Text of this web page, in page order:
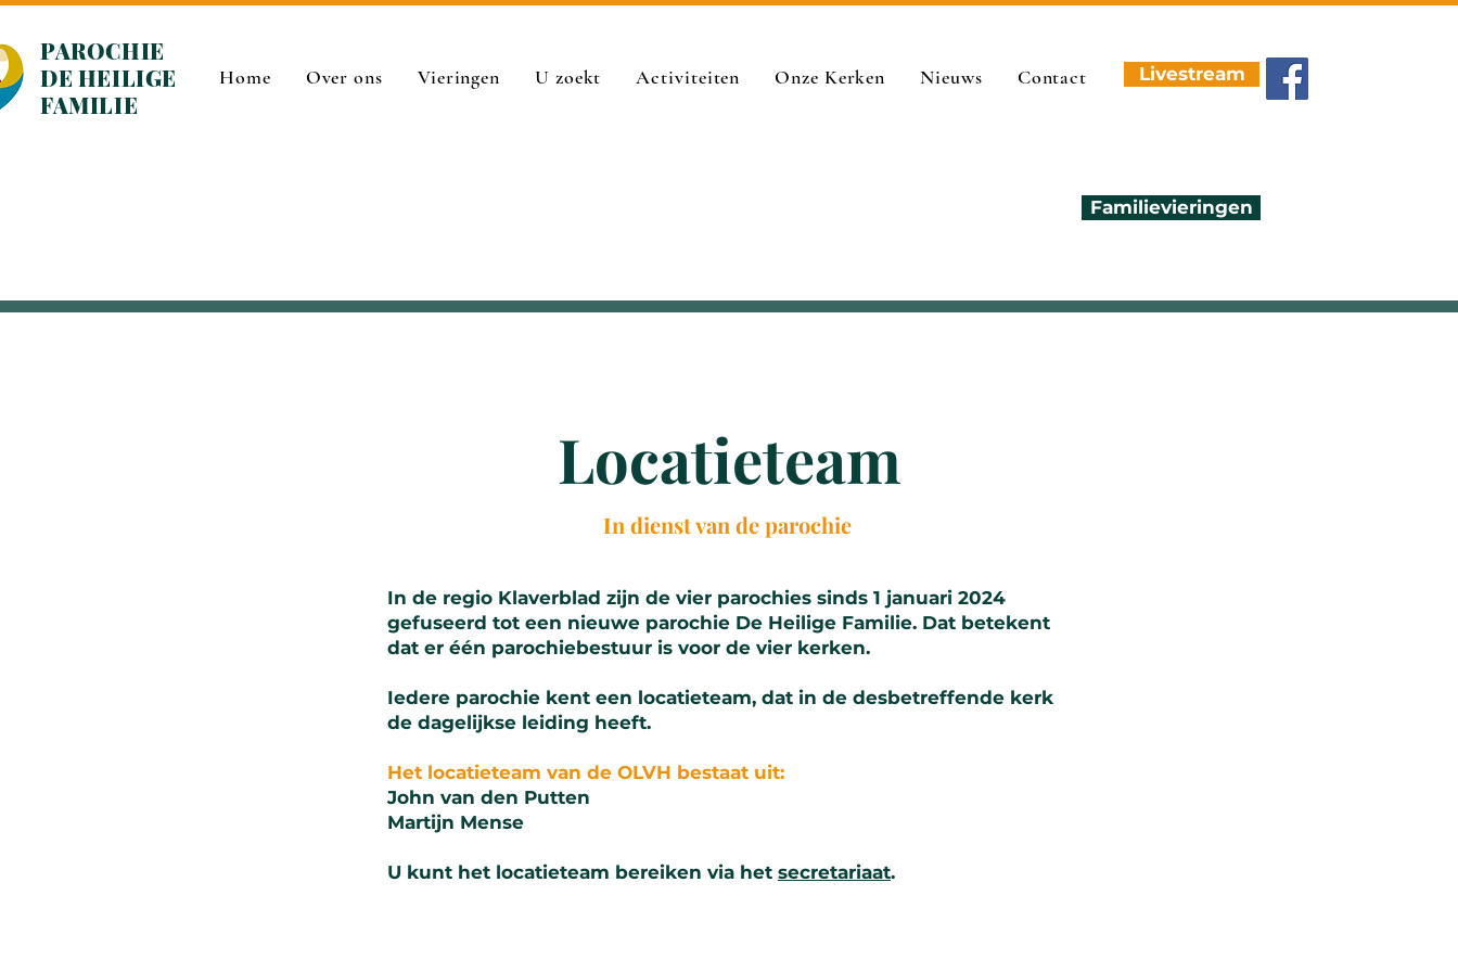
PAROCHIE
DE HEILIGE
FAMILIE
Home Over ons Vieringen U zoekt Activiteiten Onze Kerken Nieuws Contact Livestream
Familievieringen
Locatieteam
In dienst van de parochie
In de regio Klaverblad zijn de vier parochies sinds 1 januari 2024
gefuseerd tot een nieuwe parochie De Heilige Familie. Dat betekent
dat er één parochiebestuur is voor de vier kerken.
Iedere parochie kent een locatieteam, dat in de desbetreffende kerk
de dagelijkse leiding heeft.
Het locatieteam van de OLVH bestaat uit:
John van den Putten
Martijn Mense
U kunt het locatieteam bereiken via het secretariaat.